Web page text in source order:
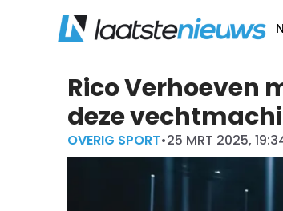
Rico Verhoeven
deze
OVERIG SPORT•25 MRT 2025,